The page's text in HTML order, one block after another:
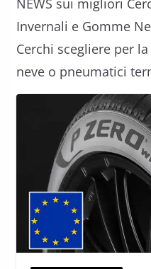
NEWS sui migliori
Invernali e Gomme
Cerchi scegliere per
neve o pneumatici